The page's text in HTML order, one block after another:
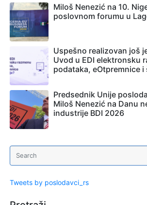
Miloš Nenezić na 10.
poslovnom forumu u
Uspešno realizovan još
Uvod u EDI elektronsku
podataka, eOtpremnice i
Predsednik Unije
Miloš Nenezić na Danu
industrije BDI 2026
Tweets by poslodavci_rs